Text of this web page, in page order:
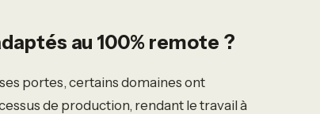
au 100% remote ?
portes, certains domaines ont
de production, rendant le travail à